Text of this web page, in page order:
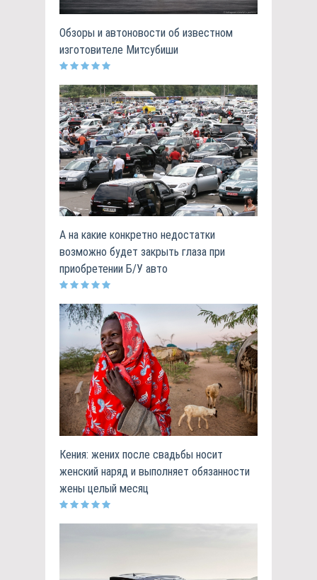
Обзоры и автоновости об известном
изготовителе Митсубиши
А на какие конкретно недостатки
возможно будет закрыть глаза при
приобретении Б/У авто
Кения: жених после свадьбы носит
женский наряд и выполняет обязанности
жены целый месяц